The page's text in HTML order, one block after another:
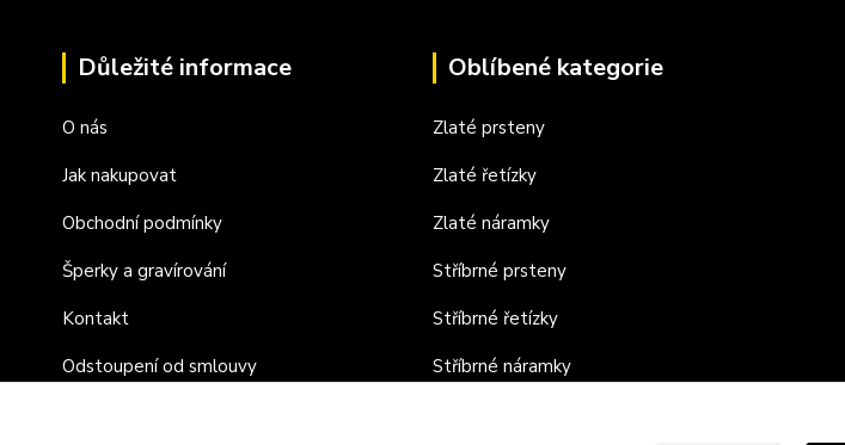
Důležité informace
O nás
Jak nakupovat
Obchodní podmínky
Šperky a gravírování
Kontakt
Odstoupení od smlouvy
Oblíbené kategorie
Zlaté prsteny
Zlaté řetízky
Zlaté náramky
Stříbrné prsteny
Stříbrné řetízky
Stříbrné náramky